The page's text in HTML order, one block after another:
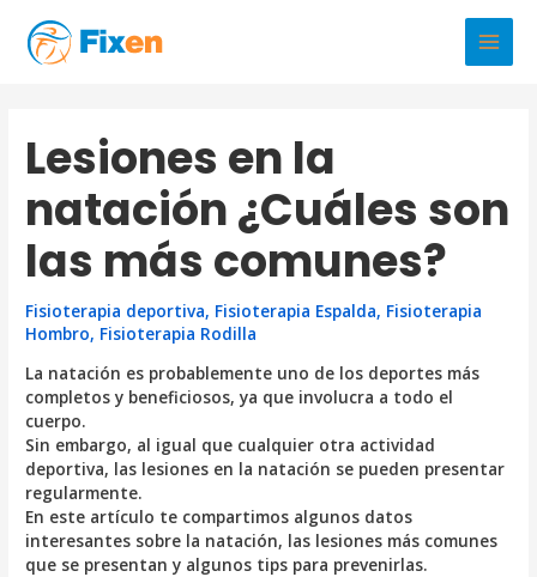
contenido
Main
Lesiones en la
natación ¿Cuáles son
las más comunes?
Fisioterapia deportiva, Fisioterapia Espalda, Fisioterapia
Hombro, Fisioterapia Rodilla
La natación es probablemente uno de los deportes más
completos y beneficiosos, ya que involucra a todo el
cuerpo.
Sin embargo, al igual que cualquier otra actividad
deportiva, las lesiones en la natación se pueden presentar
regularmente.
En este artículo te compartimos algunos datos
interesantes sobre la natación, las lesiones más comunes
que se presentan y algunos tips para prevenirlas.